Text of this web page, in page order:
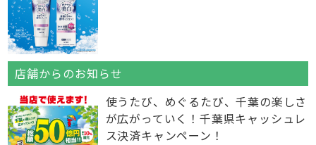
店舗からのお知らせ
使うたび、めぐるたび、千葉の楽しさ
が広がっていく！千葉県キャッシュレ
ス決済キャンペーン！